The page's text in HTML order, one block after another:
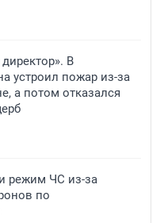
В
устроил пожар из-за
а потом отказался
режим ЧС из-за
по